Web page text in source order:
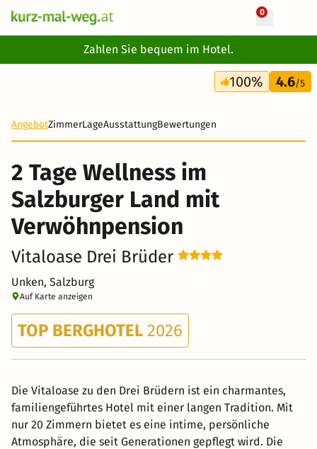
0
Zahlen Sie bequem im Hotel.
2 Tage
134 €
100% 4.6/5
AngebotZimmerLageAusstattungBewertungen
2 Tage Wellness im
Salzburger Land mit
Verwöhnpension
Vitaloase Drei Brüder
Unken, Salzburg
Auf Karte anzeigen
TOP BERGHOTEL 2026
Die Vitaloase zu den Drei Brüdern ist ein charmantes,
familiengeführtes Hotel mit einer langen Tradition. Mit
nur 20 Zimmern bietet es eine intime, persönliche
Atmosphäre, die seit Generationen gepflegt wird. Die